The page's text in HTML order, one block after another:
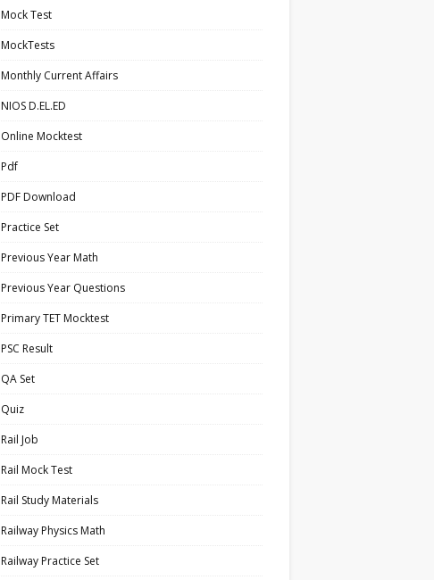
Mock Test
MockTests
Monthly Current Affairs
NIOS D.EL.ED
Online Mocktest
Pdf
PDF Download
Practice Set
Previous Year Math
Previous Year Questions
Primary TET Mocktest
PSC Result
QA Set
Quiz
Rail Job
Rail Mock Test
Rail Study Materials
Railway Physics Math
Railway Practice Set